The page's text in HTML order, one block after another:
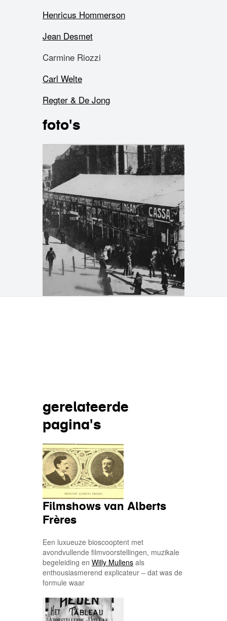
Henricus Hommerson
Jean Desmet
Carmine Riozzi
Carl Welte
Regter & De Jong
foto's
gerelateerde
pagina's
Filmshows van Alberts
Frères
Een luxueuze bioscooptent met
avondvullende filmvoorstellingen, muzikale
begeleiding en Willy Mullens als
enthousiasmerend explicateur – dat was de
formule waar